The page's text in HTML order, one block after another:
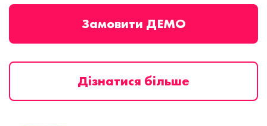
Замовити ДЕМО
Дізнатися більше